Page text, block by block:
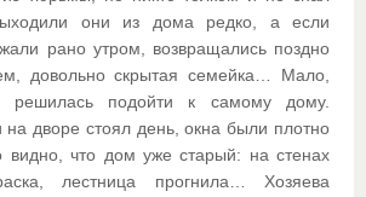
они из дома редко, а если
рано утром, возвращались поздно
довольно скрытая семейка… Мало,
решилась подойти к самому дому.
дворе стоял день, окна были плотно
что дом уже старый: на стенах
лестница прогнила… Хозяева